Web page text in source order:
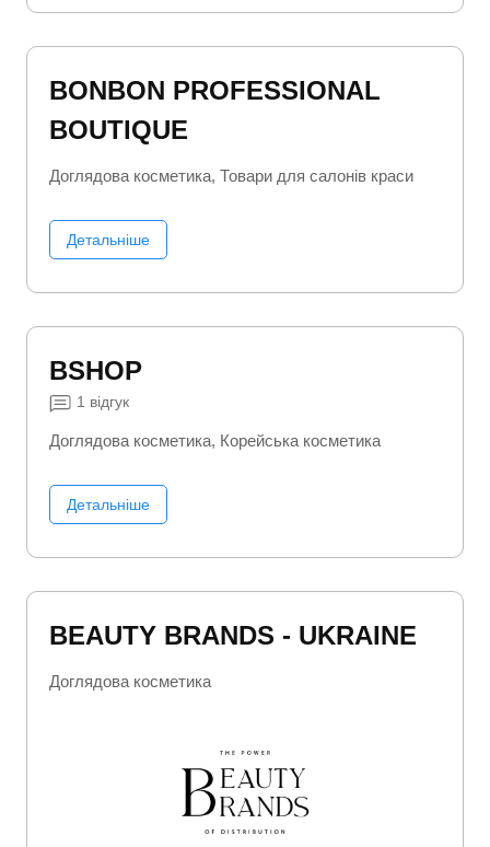
BONBON PROFESSIONAL
BOUTIQUE
Доглядова косметика Товари для салонів краси
Детальніше
BSHOP
1 відгук
Доглядова косметика Корейська косметика
Детальніше
BEAUTY BRANDS - UKRAINE
Доглядова косметика